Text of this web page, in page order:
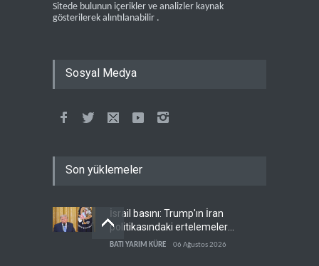
Sitede bulunun içerikler ve analizler kaynak
gösterilerek alıntılanabilir .
Sosyal Medya
Son yüklemeler
İsrail basını: Trump'ın İran
politikasındaki ertelemeler
ABD seçimlerini riske atıyor
BATI YARIM KÜRE 06 Ağustos 2026